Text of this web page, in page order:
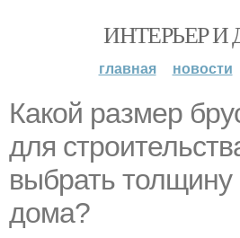
ИНТЕРЬЕР И
главная новости
Какой размер
для
выбрать толщину
дома?